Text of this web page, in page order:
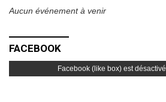
Aucun événement à venir
FACEBOOK
Facebook (like box) est désactivé.